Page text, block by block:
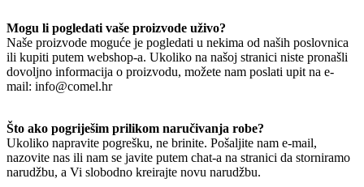
Mogu li pogledati vaše proizvode uživo?
Naše proizvode moguće je pogledati u nekima od naših poslovnica
ili kupiti putem webshop-a. Ukoliko na našoj stranici niste pronašli
dovoljno informacija o proizvodu, možete nam poslati upit na e-
mail: info@comel.hr
Što ako pogriješim prilikom naručivanja robe?
Ukoliko napravite pogrešku, ne brinite. Pošaljite nam e-mail,
nazovite nas ili nam se javite putem chat-a na stranici da storniramo
narudžbu, a Vi slobodno kreirajte novu narudžbu.